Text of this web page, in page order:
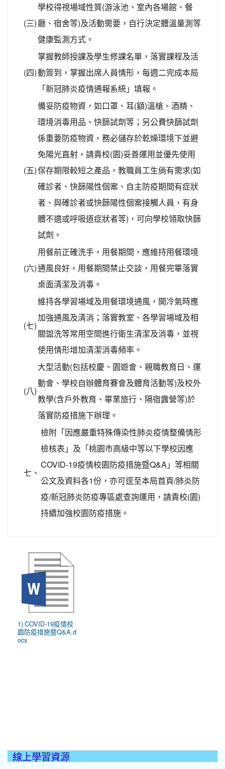
(三)
學校得視場域性質(游泳池、室內各場館、餐
廳、宿舍等)及活動需要，自行決定體溫量測等
健康監測方式。
(四)
掌握教師授課及學生修課名單，落實課程及活
動簽到，掌握出席人員情形，每週二完成本局
「新冠肺炎疫情通報系統」填報。
(五)
備妥防疫物資，如口罩、耳(額)溫槍、酒精、
環境消毒用品、快篩試劑等；另公費快篩試劑
係重要防疫物資，務必儲存於乾燥環境下並避
免陽光直射，請貴校(園)妥善運用並優先使用
保存期限較短之產品，教職員工生倘有需求(如
確診者、快篩陽性個案、自主防疫期間有症狀
者、與確診者或快篩陽性個案接觸人員，有身
體不適或呼吸道症狀者等)，可向學校領取快篩
試劑。
(六)
用餐前正確洗手，用餐期間，應維持用餐環境
通風良好，用餐期間禁止交談，用餐完畢落實
桌面清潔及消毒。
(七)
維持各學習場域及用餐環境通風，開冷氣時應
加強通風及清消；落實教室、各學習場域及相
關盥洗等常用空間進行衛生清潔及消毒，並視
使用情形增加清潔消毒頻率。
(八)
大型活動(包括校慶、園遊會、親職教育日、運
動會、學校自辦體育賽會及體育活動等)及校外
教學(含戶外教育、畢業旅行、隔宿露營等)於
落實防疫措施下辦理。
七、
檢附「因應嚴重特殊傳染性肺炎疫情整備情形
檢核表」及「桃園市高級中等以下學校因應
COVID-19疫情校園防疫措施暨Q&A」等相關
公文及資料各1份，亦可逕至本局首頁/肺炎防
疫/新冠肺炎防疫專區處查詢運用，請貴校(園)
持續加強校園防疫措施。
1) COVID-19疫情校
園防疫措施暨Q&A.d
ocx
線上學習資源